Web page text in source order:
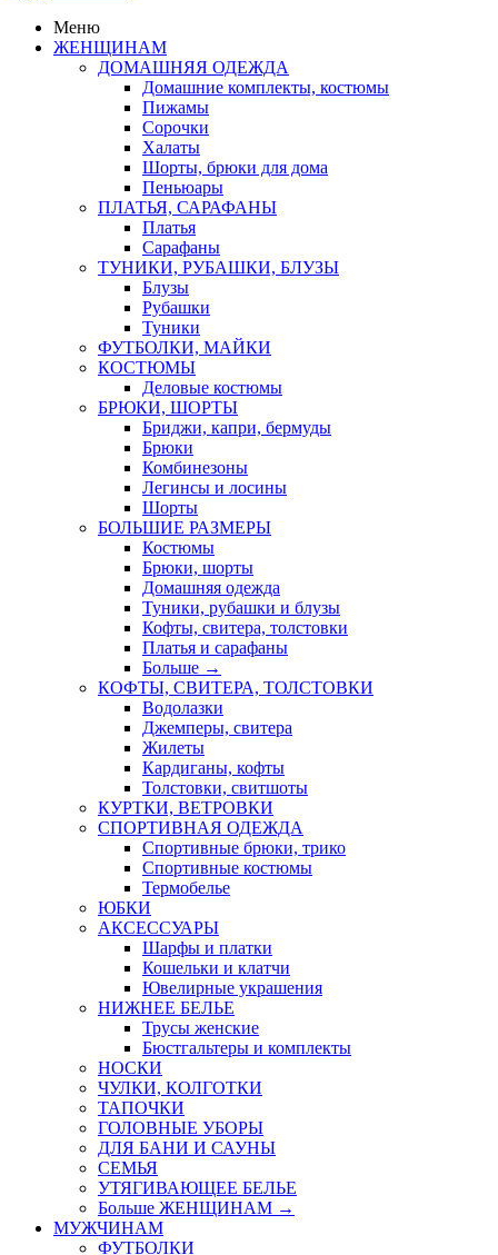
Меню
ЖЕНЩИНАМ
ДОМАШНЯЯ ОДЕЖДА
Домашние комплекты, костюмы
Пижамы
Сорочки
Халаты
Шорты, брюки для дома
Пеньюары
ПЛАТЬЯ, САРАФАНЫ
Платья
Сарафаны
ТУНИКИ, РУБАШКИ, БЛУЗЫ
Блузы
Рубашки
Туники
ФУТБОЛКИ, МАЙКИ
КОСТЮМЫ
Деловые костюмы
БРЮКИ, ШОРТЫ
Бриджи, капри, бермуды
Брюки
Комбинезоны
Легинсы и лосины
Шорты
БОЛЬШИЕ РАЗМЕРЫ
Костюмы
Брюки, шорты
Домашняя одежда
Туники, рубашки и блузы
Кофты, свитера, толстовки
Платья и сарафаны
Больше →
КОФТЫ, СВИТЕРА, ТОЛСТОВКИ
Водолазки
Джемперы, свитера
Жилеты
Кардиганы, кофты
Толстовки, свитшоты
КУРТКИ, ВЕТРОВКИ
СПОРТИВНАЯ ОДЕЖДА
Спортивные брюки, трико
Спортивные костюмы
Термобелье
ЮБКИ
AКСЕССУАРЫ
Шарфы и платки
Кошельки и клатчи
Ювелирные украшения
НИЖНЕЕ БЕЛЬЕ
Трусы женские
Бюстгальтеры и комплекты
НОСКИ
ЧУЛКИ, КОЛГОТКИ
ТАПОЧКИ
ГОЛОВНЫЕ УБОРЫ
ДЛЯ БАНИ И САУНЫ
СЕМЬЯ
УТЯГИВАЮЩЕЕ БЕЛЬЕ
Больше ЖЕНЩИНАМ →
МУЖЧИНАМ
ФУТБОЛКИ